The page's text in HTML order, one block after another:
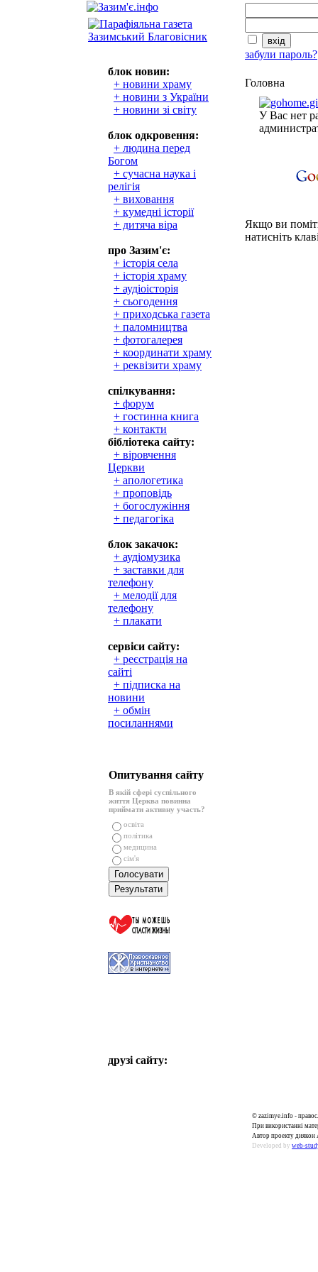
блок новин:
+ новини храму
+ новини з України
+ новини зі світу
блок одкровення:
+ людина перед
Богом
+ сучасна наука і
релігія
+ виховання
+ кумедні історії
+ дитяча віра
про Зазим'є:
+ історія села
+ історія храму
+ аудіоісторія
+ сьогодення
+ приходська газета
+ паломництва
+ фотогалерея
+ координати храму
+ реквізити храму
спілкування:
+ форум
+ гостинна книга
+ контакти
бібліотека сайту:
+ віровчення
Церкви
+ апологетика
+ проповідь
+ богослужіння
+ педагогіка
блок закачок:
+ аудіомузика
+ заставки для
телефону
+ мелодії для
телефону
+ плакати
сервіси сайту:
+ реєстрація на
сайті
+ підписка на
новини
+ обмін
посиланнями
Опитування сайту
В якій сфері суспільного
життя Церква повинна
приймати активну участь?
освіта
політика
медицина
сім'я
друзі сайту:
забули пароль?
Головна
У Вас нет
Якщо ви
натисніть
© zazimye.info -
При використанні
Автор проекту диякон
Developed by web-